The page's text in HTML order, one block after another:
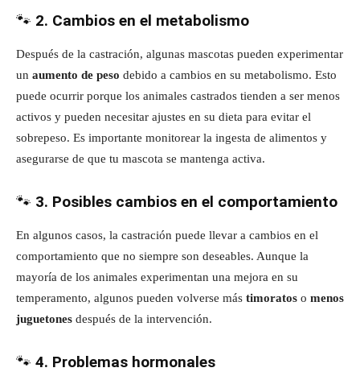
🐾 2. Cambios en el metabolismo
Después de la castración, algunas mascotas pueden experimentar
un aumento de peso debido a cambios en su metabolismo. Esto
puede ocurrir porque los animales castrados tienden a ser menos
activos y pueden necesitar ajustes en su dieta para evitar el
sobrepeso. Es importante monitorear la ingesta de alimentos y
asegurarse de que tu mascota se mantenga activa.
🐾 3. Posibles cambios en el comportamiento
En algunos casos, la castración puede llevar a cambios en el
comportamiento que no siempre son deseables. Aunque la
mayoría de los animales experimentan una mejora en su
temperamento, algunos pueden volverse más timoratos o menos
juguetones después de la intervención.
🐾 4. Problemas hormonales